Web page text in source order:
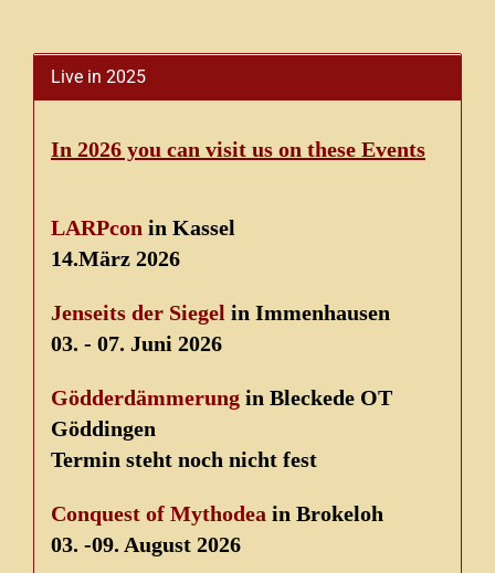
Live in 2025
In 2026 you can visit us on these Events
LARPcon in Kassel
14.März 2026
Jenseits der Siegel in Immenhausen
03. - 07. Juni 2026
Gödderdämmerung in Bleckede OT
Göddingen
Termin steht noch nicht fest
Conquest of Mythodea in Brokeloh
03. -09. August 2026